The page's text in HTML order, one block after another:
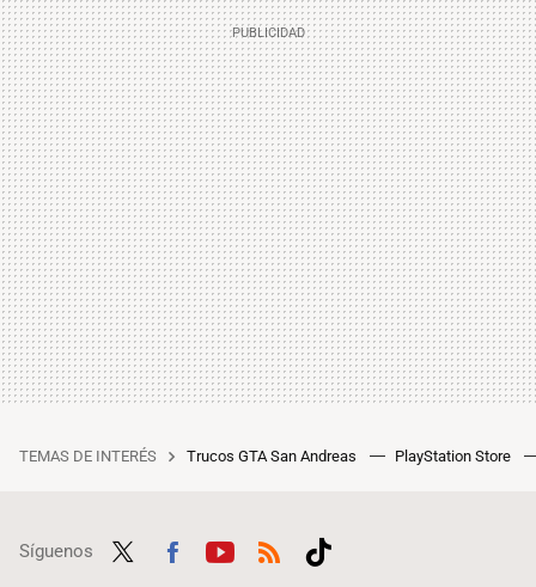
TEMAS DE INTERÉS Trucos GTA San Andreas PlayStation Store
Síguenos